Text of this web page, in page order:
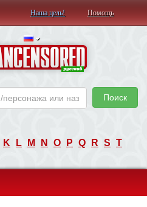
Наша цель! Помощь
Поиск
K L M N O P Q R S T